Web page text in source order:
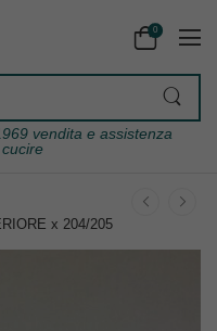
0
vendita e assistenza
x 204/205